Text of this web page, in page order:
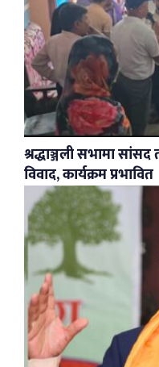
श्रद्धाञ्जली सभामा
विवाद, कार्यक्रम प्रभावित